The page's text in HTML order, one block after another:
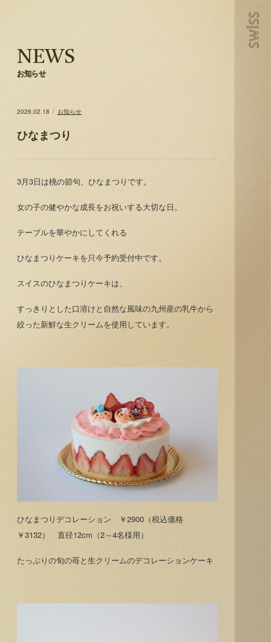
NEWS
お知らせ
2026.02.18 お知らせ
ひなまつり
3月3日は桃の節句、ひなまつりです。
女の子の健やかな成長をお祝いする大切な日。
テーブルを華やかにしてくれる
ひなまつりケーキを只今予約受付中です。
スイスのひなまつりケーキは、
すっきりとした口溶けと自然な風味の九州産の乳牛から
絞った新鮮な生クリームを使用しています。
ひなまつりデコレーション ￥2900（税込価格
￥3132） 直径12cm（2～4名様用）
たっぷりの旬の苺と生クリームのデコレーションケーキ